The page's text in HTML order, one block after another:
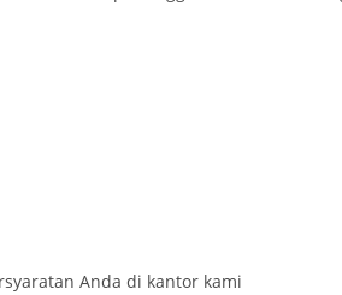
Anda di kantor kami